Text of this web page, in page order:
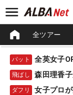
全ツアー
パット 全英女子
飛ばし 森田理香
ダフリ 女子プロ